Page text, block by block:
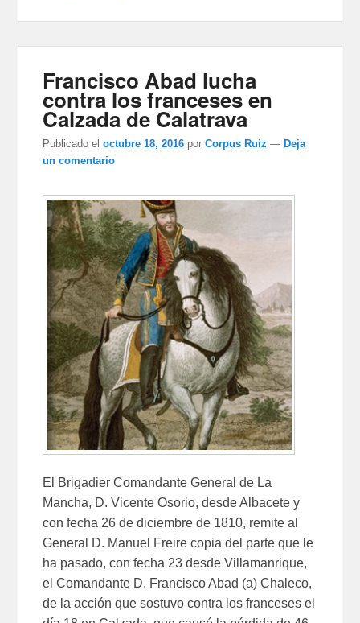
Francisco Abad lucha
contra los franceses en
Calzada de Calatrava
Publicado el octubre 18, 2016 porCorpus Ruiz — Deja
un comentario
El Brigadier Comandante General de La
Mancha, D. Vicente Osorio, desde Albacete y
con fecha 26 de diciembre de 1810, remite al
General D. Manuel Freire copia del parte que le
ha pasado, con fecha 23 desde Villamanrique,
el Comandante D. Francisco Abad (a) Chaleco,
de la acción que sostuvo contra los franceses el